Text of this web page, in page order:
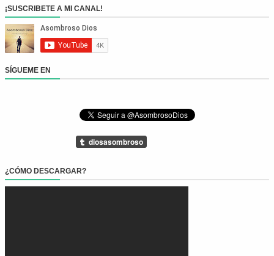
¡SUSCRIBETE A MI CANAL!
SÍGUEME EN
¿CÓMO DESCARGAR?